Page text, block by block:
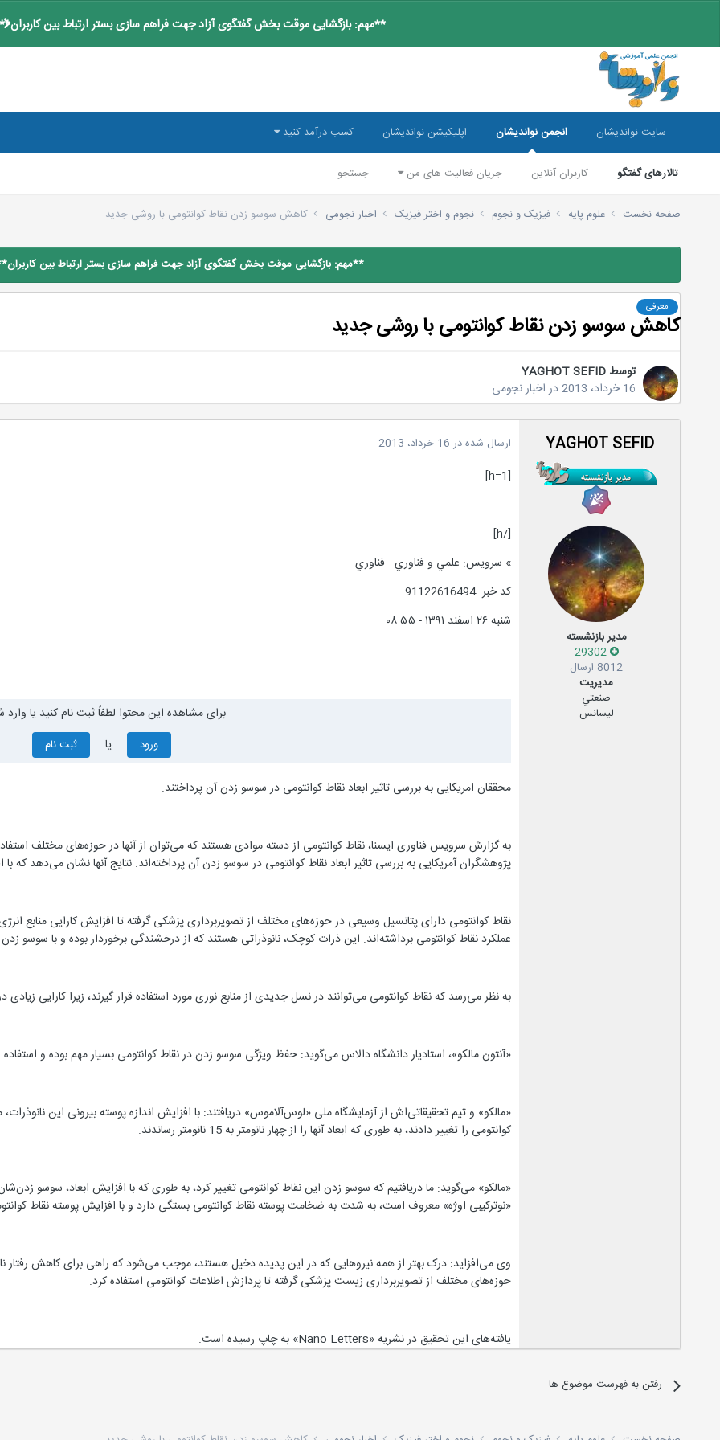
**مهم: بازگشایی موقت بخش گفتگوی آزاد جهت فراهم سازی بستر ارتباط بین کاربران**
سایت نواندیشان انجمن نواندیشان
تالارهای گفتگو کاربران آنلاین جریان فعالیت های من جستجو
اپلیکیشن نواندیشان کسب درآمد کنید
صفحه نخست علوم پایه فیزیک و نجوم نجوم و اختر فیزیک اخبار نجومی کاهش سوسو زدن نقاط کوانتومی با روشی جدید
**مهم: بازگشایی موقت بخش گفتگوی آزاد جهت فراهم سازی بستر ارتباط بین
معرفی
کاهش سوسو زدن نقاط کوانتومی با روشی جدید
توسط YAGHOT SEFID
16 خرداد، 2013
دراخبار نجومی
YAGHOT SEFID
مدیر بازنشسته
29302
8012 ارسال
مدیریت
صنعتي
لیسانس
ارسال شده در 16 خرداد، 2013
[h=1]
[/h]
» سرویس: علمي و فناوري - فناوري
کد خبر: 91122616494
شنبه ۲۶ اسفند ۱۳۹۱ - ۰۸:۵۵
برای مشاهده این محتوا لطفاً ثبت نام کنید یا وارد
ورود یا ثبت نام
محققان امریکایی به بررسی تاثیر ابعاد نقاط کوانتومی در سوسو زدن آن پرداختند.
به گزارش سرویس فناوری ایسنا، نقاط کوانتومی از دسته موادی هستند که می‌توان از آنها در حوزه‌های مختلف
پژوهشگران آمریکایی به بررسی تاثیر ابعاد نقاط کوانتومی در سوسو زدن آن پرداخته‌اند. نتایج آنها نشان می‌دهد که
نقاط کوانتومی دارای پتانسیل وسیعی در حوزه‌های مختلف از تصویربرداری پزشکی گرفته تا افزایش کارایی منابع
عملکرد نقاط کوانتومی برداشته‌اند. این ذرات کوچک، نانوذراتی هستند که از درخشندگی برخوردار بوده و با
به ‌نظر می‌رسد که نقاط کوانتومی می‌توانند در نسل جدیدی از منابع نوری مورد استفاده قرار گیرند، زیرا کارایی
«آنتون مالکو»، استادیار دانشگاه دالاس می‌گوید: حفظ ویژگی سوسو زدن در نقاط کوانتومی بسیار مهم بوده و
«مالکو» و تیم تحقیقاتی‌اش از آزمایشگاه ملی «لوس‌آلاموس» دریافتند: با افزایش اندازه پوسته بیرونی این
کوانتومی را تغییر دادند، به ‌طوری که ابعاد آنها را از چهار نانومتر به 15 نانومتر رساندند.
«مالکو» می‌گوید: ما دریافتیم که سوسو زدن این نقاط کوانتومی تغییر کرد، به ‌طوری که با افزایش ابعاد، سوسو
«نوترکیبی اوژه» معروف است، به ‌شدت به ضخامت پوسته نقاط کوانتومی بستگی دارد و با افزایش پوسته نقاط
وی می‌افزاید: درک بهتر از همه نیرو‌هایی که در این پدیده دخیل هستند، موجب می‌شود که راهی برای کاهش رفتار
حوزه‌های مختلف از تصویربرداری زیست پزشکی گرفته تا پردازش اطلاعات کوانتومی استفاده کرد.
یافته‌های این تحقیق در نشریه «Nano Letters» به چاپ رسیده است.
رفتن به فهرست موضوع ها